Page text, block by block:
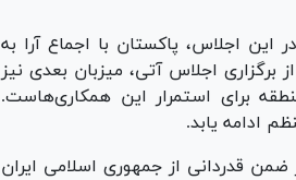
این اجلاس، پاکستان با اجماع آرا به
اجلاس آتی، میزبان بعدی نیز
برای استمرار این همکاری‌هاست.
ادامه یابد.
قدردانی از جمهوری اسلامی ایران